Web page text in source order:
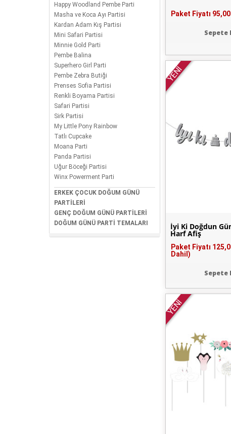
Happy Woodland Pembe Parti
Masha ve Koca Ayı Partisi
Kardan Adam Kış Partisi
Mini Safari Partisi
Minnie Gold Parti
Pembe Balina
Superhero Girl Parti
Pembe Zebra Butiği
Prenses Sofia Partisi
Renkli Boyama Partisi
Safari Partisi
Sirk Partisi
My Little Pony Rainbow
Tatlı Cupcake
Moana Parti
Panda Partisi
Uğur Böceği Partisi
Winx Powerment Parti
ERKEK ÇOCUK DOĞUM GÜNÜ
PARTİLERİ
GENÇ DOĞUM GÜNÜ PARTİLERİ
DOĞUM GÜNÜ PARTİ TEMALARI
Paket Fiyatı
Sepete
YENİ
İyi Ki Doğdun
Harf Afiş
Paket Fiyatı
Dahil)
Sepete
YENİ